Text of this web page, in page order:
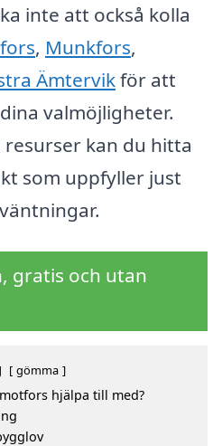
inte att också kolla
, Munkfors,
Ämtervikför att
valmöjligheter.
resurser kan du hitta
som uppfyller just
gratis och utan
gömma
hjälpa till med?